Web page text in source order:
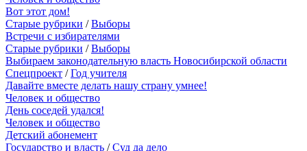
Вот этот дом!
Старые рубрики /Выборы
Встречи с избирателями
Старые рубрики /Выборы
Выбираем законодательную власть Новосибирской области
Спецпроект /Год учителя
Давайте вместе делать нашу страну умнее!
Человек и общество
День соседей удался!
Человек и общество
Детский абонемент
Государство и власть /Суд да дело